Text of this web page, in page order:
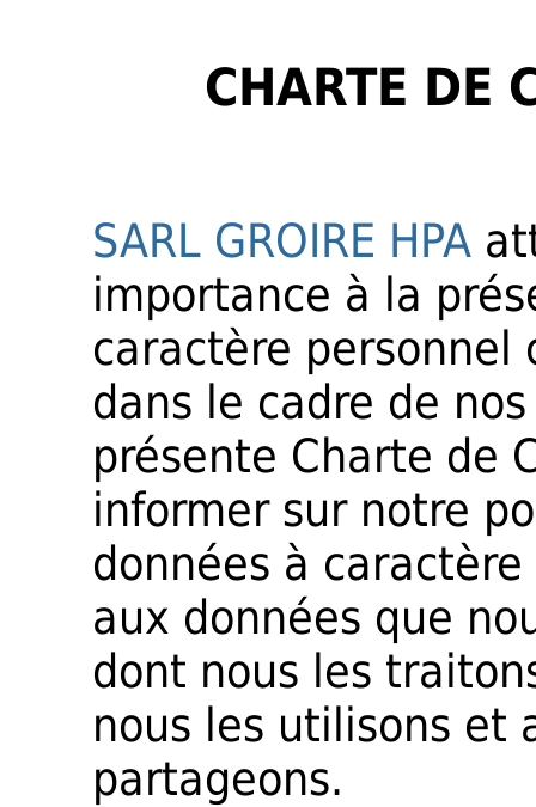
CHARTE DE
SARL GROIRE HPA
importance à la
caractère personnel
dans le cadre de
présente Charte de
informer sur notre
données à
aux données que
dont nous les
nous les utilisons et
partageons.